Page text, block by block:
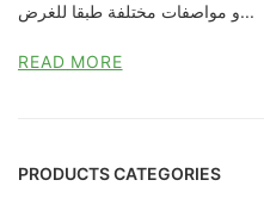
و مواصفات مختلفة طبقا للغرض...
READ MORE
PRODUCTS CATEGORIES